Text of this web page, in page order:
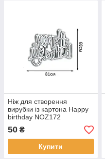
Ніж для створення
вирубки із картона Happy
birthday NOZ172
50 ₴
Купити